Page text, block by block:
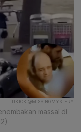
TIKTOK @MISSINGMYSTERY
massal di